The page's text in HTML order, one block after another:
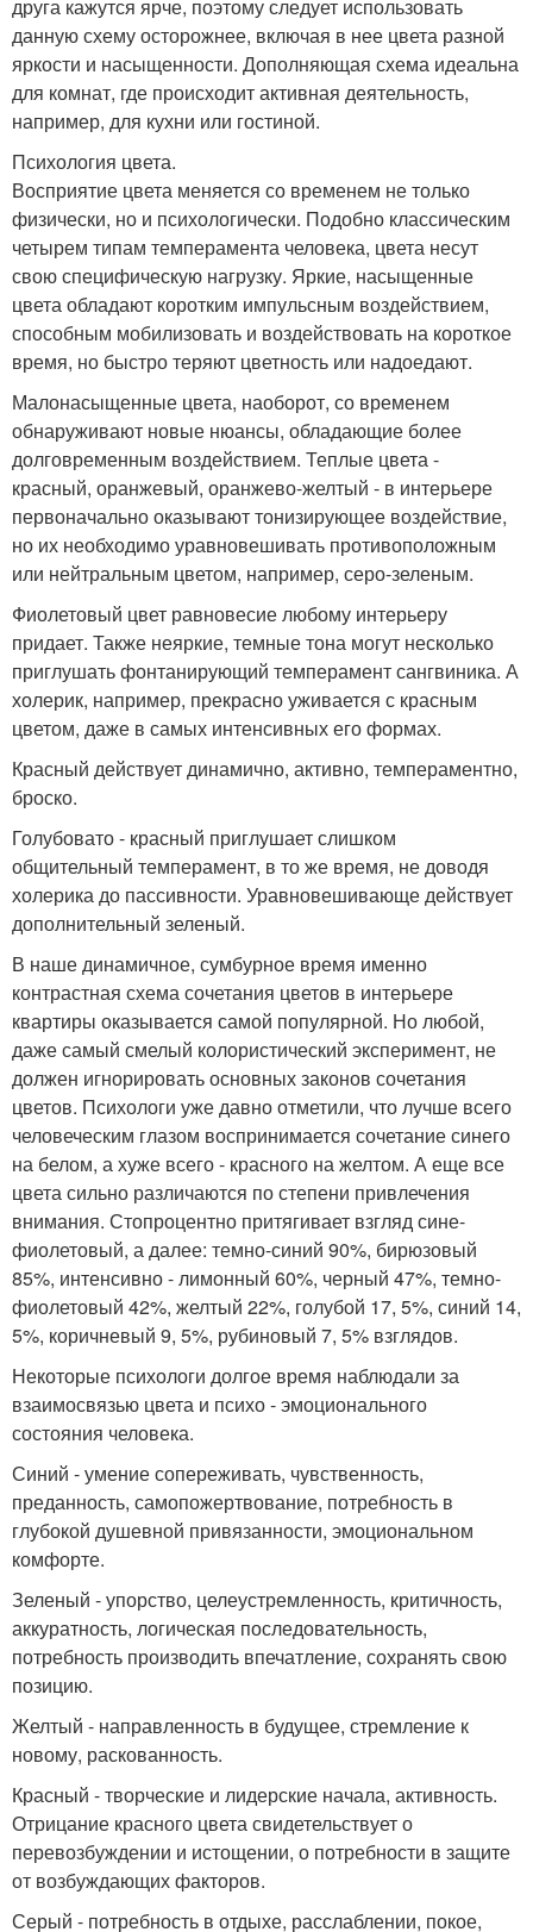
друга кажутся ярче, поэтому следует использовать
данную схему осторожнее, включая в нее цвета разной
яркости и насыщенности. Дополняющая схема идеальна
для комнат, где происходит активная деятельность,
например, для кухни или гостиной.
Психология цвета.
Восприятие цвета меняется со временем не только
физически, но и психологически. Подобно классическим
четырем типам темперамента человека, цвета несут
свою специфическую нагрузку. Яркие, насыщенные
цвета обладают коротким импульсным воздействием,
способным мобилизовать и воздействовать на короткое
время, но быстро теряют цветность или надоедают.
Малонасыщенные цвета, наоборот, со временем
обнаруживают новые нюансы, обладающие более
долговременным воздействием. Теплые цвета -
красный, оранжевый, оранжево-желтый - в интерьере
первоначально оказывают тонизирующее воздействие,
но их необходимо уравновешивать противоположным
или нейтральным цветом, например, серо-зеленым.
Фиолетовый цвет равновесие любому интерьеру
придает. Также неяркие, темные тона могут несколько
приглушать фонтанирующий темперамент сангвиника. А
холерик, например, прекрасно уживается с красным
цветом, даже в самых интенсивных его формах.
Красный действует динамично, активно, темпераментно,
броско.
Голубовато - красный приглушает слишком
общительный темперамент, в то же время, не доводя
холерика до пассивности. Уравновешивающе действует
дополнительный зеленый.
В наше динамичное, сумбурное время именно
контрастная схема сочетания цветов в интерьере
квартиры оказывается самой популярной. Но любой,
даже самый смелый колористический эксперимент, не
должен игнорировать основных законов сочетания
цветов. Психологи уже давно отметили, что лучше всего
человеческим глазом воспринимается сочетание синего
на белом, а хуже всего - красного на желтом. А еще все
цвета сильно различаются по степени привлечения
внимания. Стопроцентно притягивает взгляд сине-
фиолетовый, а далее: темно-синий 90%, бирюзовый
85%, интенсивно - лимонный 60%, черный 47%, темно-
фиолетовый 42%, желтый 22%, голубой 17, 5%, синий 14,
5%, коричневый 9, 5%, рубиновый 7, 5% взглядов.
Некоторые психологи долгое время наблюдали за
взаимосвязью цвета и психо - эмоционального
состояния человека.
Синий - умение сопереживать, чувственность,
преданность, самопожертвование, потребность в
глубокой душевной привязанности, эмоциональном
комфорте.
Зеленый - упорство, целеустремленность, критичность,
аккуратность, логическая последовательность,
потребность производить впечатление, сохранять свою
позицию.
Желтый - направленность в будущее, стремление к
новому, раскованность.
Красный - творческие и лидерские начала, активность.
Отрицание красного цвета свидетельствует о
перевозбуждении и истощении, о потребности в защите
от возбуждающих факторов.
Серый - потребность в отдыхе, расслаблении, покое,